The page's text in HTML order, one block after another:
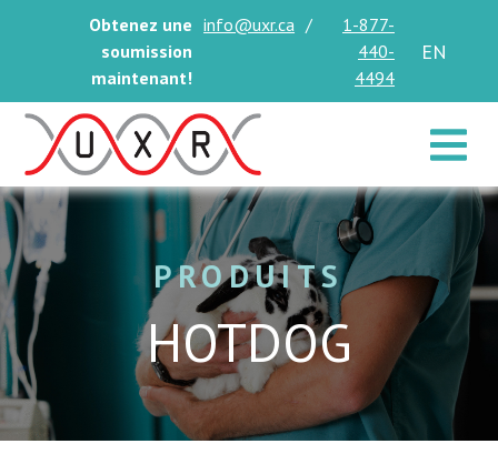
Obtenez une
soumission
maintenant!
info@uxr.ca /
1-877-
440-
4494
EN
Toggle
PRODUITS
HOTDOG